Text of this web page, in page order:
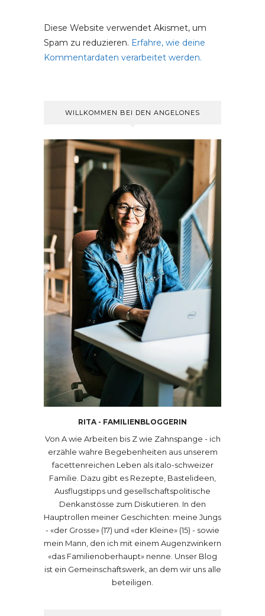
Diese Website verwendet Akismet, um
Spam zu reduzieren. Erfahre, wie deine
Kommentardaten verarbeitet werden.
WILLKOMMEN BEI DEN ANGELONES
RITA - FAMILIENBLOGGERIN
Von A wie Arbeiten bis Z wie Zahnspange - ich
erzähle wahre Begebenheiten aus unserem
facettenreichen Leben als italo-schweizer
Familie. Dazu gibt es Rezepte, Bastelideen,
Ausflugstipps und gesellschaftspolitische
Denkanstösse zum Diskutieren. In den
Hauptrollen meiner Geschichten: meine Jungs
- «der Grosse» (17) und «der Kleine» (15) - sowie
mein Mann, den ich mit einem Augenzwinkern
«das Familienoberhaupt» nenne. Unser Blog
ist ein Gemeinschaftswerk, an dem wir uns alle
beteiligen.